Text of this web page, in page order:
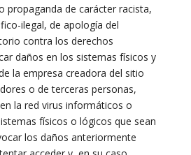
propaganda de carácter racista,
ilegal, de apología del
contra los derechos
daños en los sistemas físicos y
la empresa creadora del sitio
o de terceras personas,
la red virus informáticos o
físicos o lógicos que sean
los daños anteriormente